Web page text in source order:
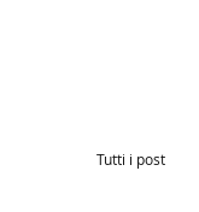
Tutti i post